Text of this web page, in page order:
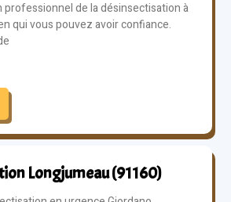
professionnel de la désinsectisation à
qui vous pouvez avoir confiance.
Longjumeau (91160)